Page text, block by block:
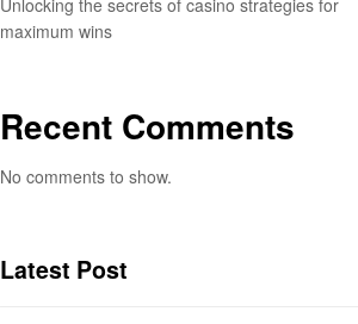
Unlocking the secrets of casino strategies for
maximum wins
Recent Comments
No comments to show.
Latest Post